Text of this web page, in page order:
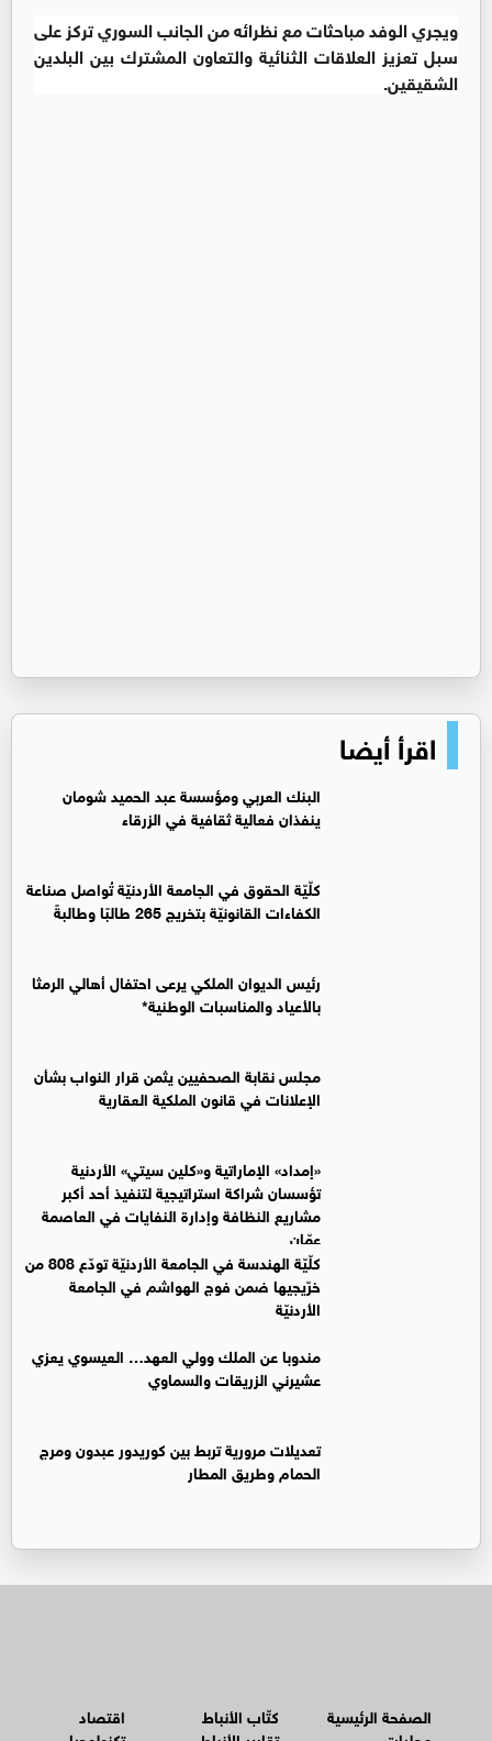
ويجري الوفد مباحثات مع نظرائه من الجانب السوري تركز على
سبل تعزيز العلاقات الثنائية والتعاون المشترك بين البلدين
الشقيقين.
اقرأ أيضا
البنك العربي ومؤسسة عبد الحميد شومان
ينفذان فعالية ثقافية في الزرقاء
كلّيّة الحقوق في الجامعة الأردنيّة تُواصل صناعة
الكفاءات القانونيّة بتخريج 265 طالبًا وطالبةً
رئيس الديوان الملكي يرعى احتفال أهالي الرمثا
بالأعياد والمناسبات الوطنية*
مجلس نقابة الصحفيين يثمن قرار النواب بشأن
الإعلانات في قانون الملكية العقارية
«إمداد» الإماراتية و«كلين سيتي» الأردنية
تؤسسان شراكة استراتيجية لتنفيذ أحد أكبر
مشاريع النظافة وإدارة النفايات في العاصمة
عمّان
كلّيّة الهندسة في الجامعة الأردنيّة تودّع 808 من
خرّيجيها ضمن فوج الهواشم في الجامعة
الأردنيّة
مندوبا عن الملك وولي العهد… العيسوي يعزي
عشيرني الزريقات والسماوي
تعديلات مرورية تربط بين كوريدور عبدون ومرج
الحمام وطريق المطار
الصفحة الرئيسية
كتّاب الأنباط
اقتصاد